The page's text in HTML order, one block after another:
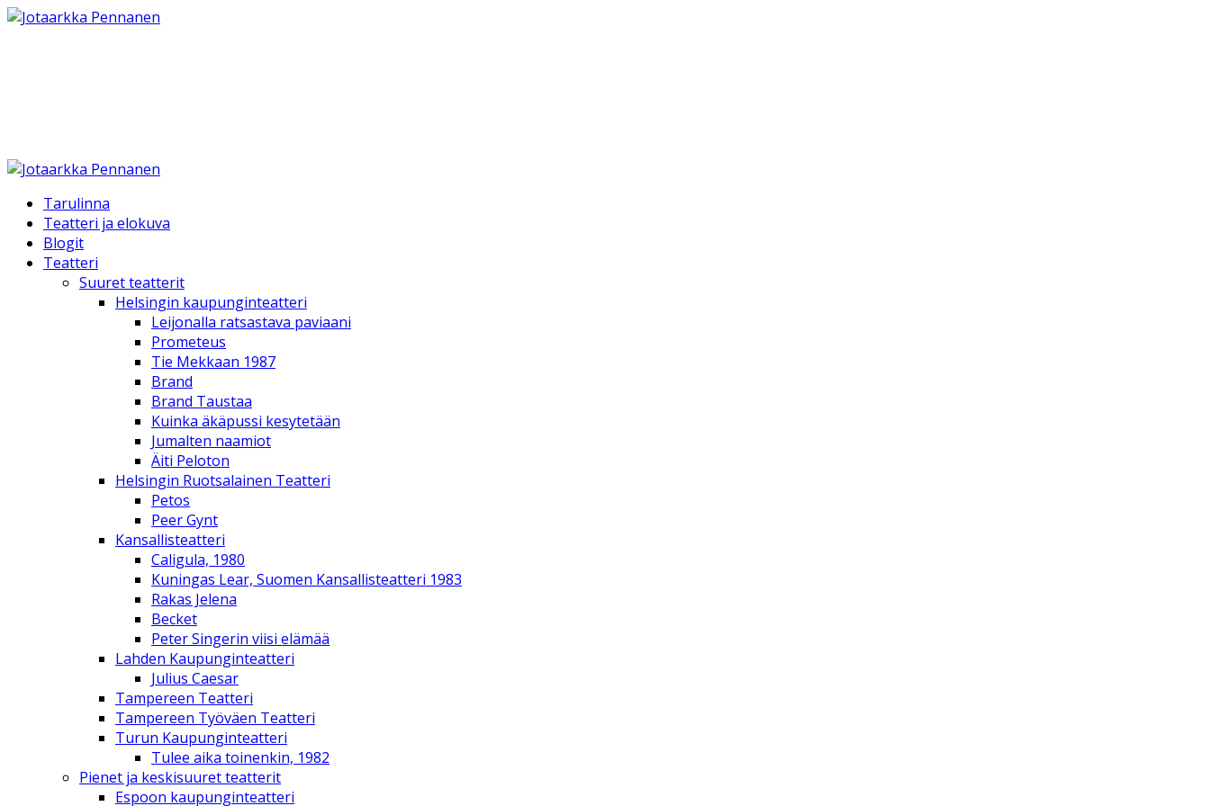
Tarulinna
Teatteri ja elokuva
Blogit
Teatteri
Suuret teatterit
Helsingin kaupunginteatteri
Leijonalla ratsastava paviaani
Prometeus
Tie Mekkaan 1987
Brand
Brand Taustaa
Kuinka äkäpussi kesytetään
Jumalten naamiot
Äiti Peloton
Helsingin Ruotsalainen Teatteri
Petos
Peer Gynt
Kansallisteatteri
Caligula, 1980
Kuningas Lear, Suomen Kansallisteatteri 1983
Rakas Jelena
Becket
Peter Singerin viisi elämää
Lahden Kaupunginteatteri
Julius Caesar
Tampereen Teatteri
Tampereen Työväen Teatteri
Turun Kaupunginteatteri
Tulee aika toinenkin, 1982
Pienet ja keskisuuret teatterit
Espoon kaupunginteatteri